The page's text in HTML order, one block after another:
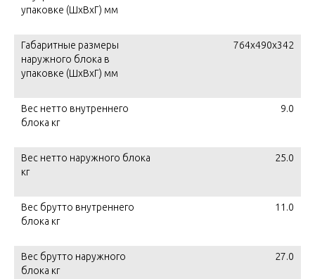
упаковке (ШxВxГ) мм
Габаритные размеры
наружного блока в
упаковке (ШxВxГ) мм
764x490x342
Вес нетто внутреннего
блока кг
9.0
Вес нетто наружного блока
кг
25.0
Вес брутто внутреннего
блока кг
11.0
Вес брутто наружного
блока кг
27.0